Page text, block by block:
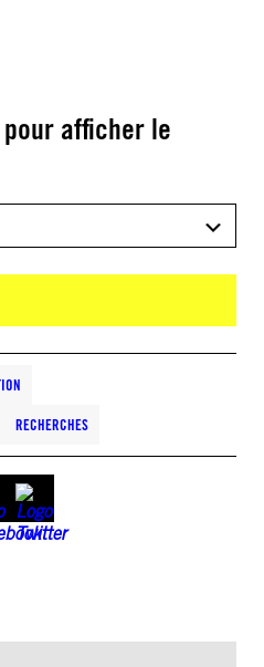
afficher le
RECHERCHES